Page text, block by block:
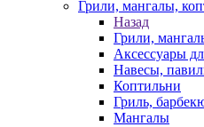
Грили, мангалы,
Назад
Грили,
Аксессуары
Навесы,
Коптильни
Гриль,
Мангалы